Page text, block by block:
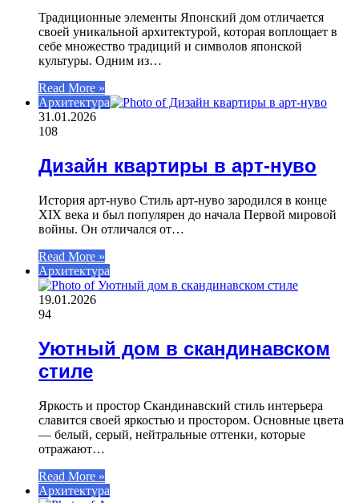
Традиционные элементы Японский дом отличается
своей уникальной архитектурой, которая воплощает в
себе множество традиций и символов японской
культуры. Одним из…
Read More »
Архитектура
31.01.2026
108
Дизайн квартиры в арт-нуво
История арт-нуво Стиль арт-нуво зародился в конце
XIX века и был популярен до начала Первой мировой
войны. Он отличался от…
Read More »
Архитектура
19.01.2026
94
Уютный дом в скандинавском
стиле
Яркость и простор Скандинавский стиль интерьера
славится своей яркостью и простором. Основные цвета
— белый, серый, нейтральные оттенки, которые
отражают…
Read More »
Архитектура